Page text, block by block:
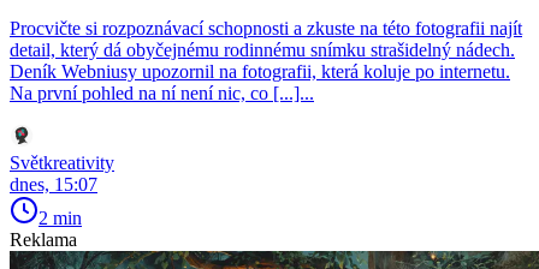
Procvičte si rozpoznávací schopnosti a zkuste na této fotografii najít
detail, který dá obyčejnému rodinnému snímku strašidelný nádech.
Deník Webniusy upozornil na fotografii, která koluje po internetu.
Na první pohled na ní není nic, co [...]...
Světkreativity
dnes, 15:07
2 min
Reklama